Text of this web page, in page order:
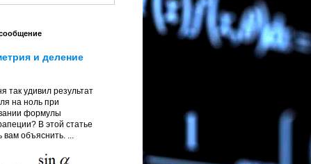
и деление
так удивил результат
на ноль при
формулы
В этой статье
вам объяснить. ...